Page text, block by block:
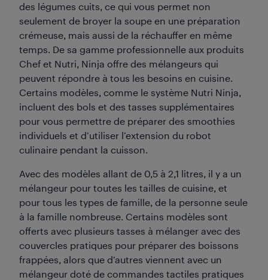
des légumes cuits, ce qui vous permet non
seulement de broyer la soupe en une préparation
crémeuse, mais aussi de la réchauffer en même
temps. De sa gamme professionnelle aux produits
Chef et Nutri, Ninja offre des mélangeurs qui
peuvent répondre à tous les besoins en cuisine.
Certains modèles, comme le système Nutri Ninja,
incluent des bols et des tasses supplémentaires
pour vous permettre de préparer des smoothies
individuels et d’utiliser l’extension du robot
culinaire pendant la cuisson.
Avec des modèles allant de 0,5 à 2,1 litres, il y a un
mélangeur pour toutes les tailles de cuisine, et
pour tous les types de famille, de la personne seule
à la famille nombreuse. Certains modèles sont
offerts avec plusieurs tasses à mélanger avec des
couvercles pratiques pour préparer des boissons
frappées, alors que d’autres viennent avec un
mélangeur doté de commandes tactiles pratiques